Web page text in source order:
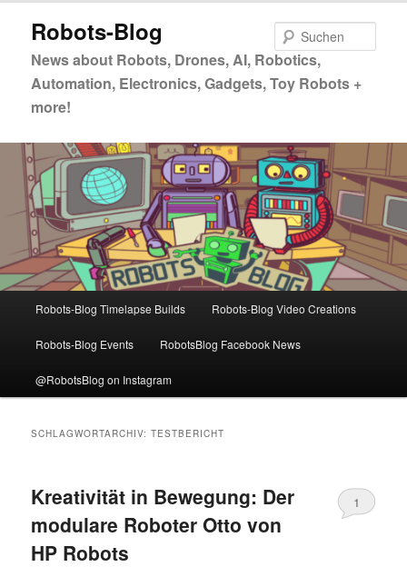
primären
springen
sekundären
springen
Robots-Blog
News about Robots, Drones, AI, Robotics,
Automation, Electronics, Gadgets, Toy Robots +
more!
Robots-Blog Timelapse Builds Robots-Blog Video Creations
Robots-Blog Events RobotsBlog Facebook News
@RobotsBlog on Instagram
SCHLAGWORTARCHIV:TESTBERICHT
Kreativität in Bewegung: Der
modulare Roboter Otto von
HP Robots
1